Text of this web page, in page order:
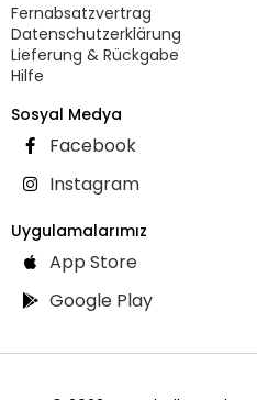
Fernabsatzvertrag
Datenschutzerklärung
Lieferung & Rückgabe
Hilfe
Sosyal Medya
Facebook
Instagram
Uygulamalarımız
App Store
Google Play